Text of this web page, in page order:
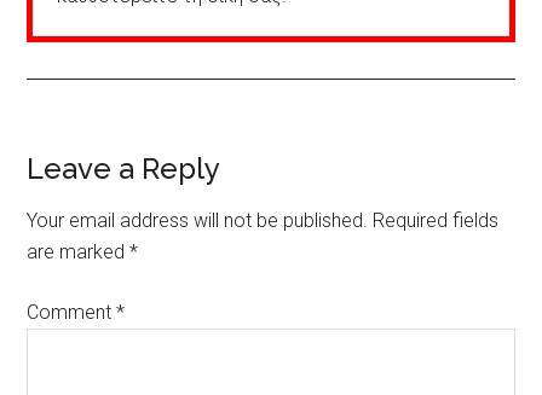
Reader
Interactions
Leave a Reply
Your email address will not be published. Required fields
are marked*
Comment*